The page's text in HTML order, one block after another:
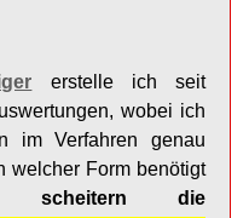
erstelle ich seit
wobei ich
im Verfahren genau
welcher Form benötigt
scheitern die